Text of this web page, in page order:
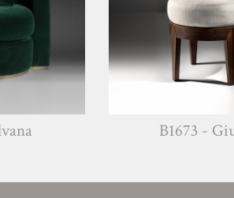
B1673 - Giuditta